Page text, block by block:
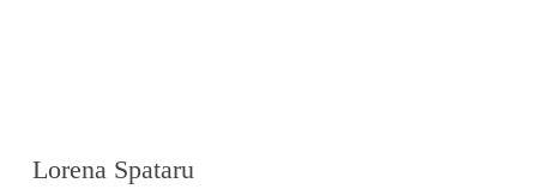
Lorena Spataru